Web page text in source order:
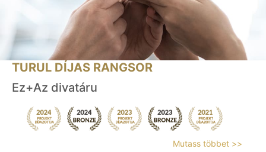
TURUL DÍJAS RANGSOR
Ez+Az divatáru
Mutass többet >>